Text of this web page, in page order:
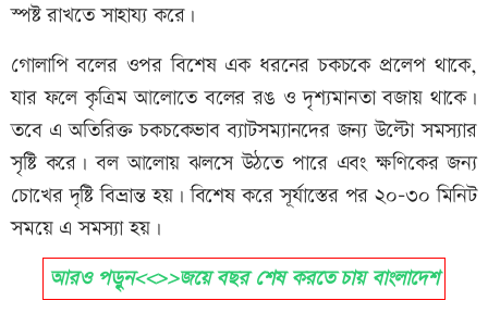
স্পষ্ট রাখতে সাহায্য করে।
গোলাপি বলের ওপর বিশেষ এক ধরনের চকচকে প্রলেপ থাকে,
যার ফলে কৃত্রিম আলোতে বলের রঙ ও দৃশ্যমানতা বজায় থাকে।
তবে এ অতিরিক্ত চকচকেভাব ব্যাটসম্যানদের জন্য উল্টো সমস্যার
সৃষ্টি করে। বল আলোয় ঝলসে উঠতে পারে এবং ক্ষণিকের জন্য
চোখের দৃষ্টি বিভ্রান্ত হয়। বিশেষ করে সূর্যাস্তের পর ২০–৩০ মিনিট
সময়ে এ সমস্যা হয়।
আরও পড়ৃুন<<>>জয়ে বছর শেষ করতে চায় বাংলাদেশ